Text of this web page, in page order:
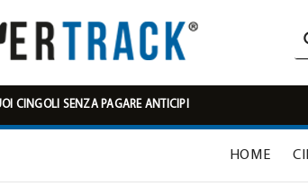
CINGOLI SENZA PAGARE ANTICIPI
HOME